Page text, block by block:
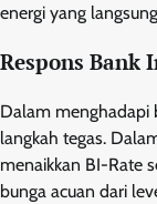
energi yang
Respons Bank
Dalam menghadapi
langkah tegas.
menaikkan BI-Rate
bunga acuan dari